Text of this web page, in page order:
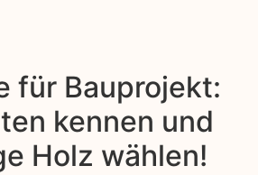
für Bauprojekt:
kennen und
Holz wählen!